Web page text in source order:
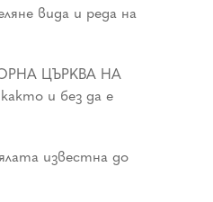
вида и реда на
ЦЪРКВА НА
и без да е
известна до